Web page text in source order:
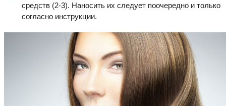
средств (2-3). Наносить их следует поочередно и только
согласно инструкции.